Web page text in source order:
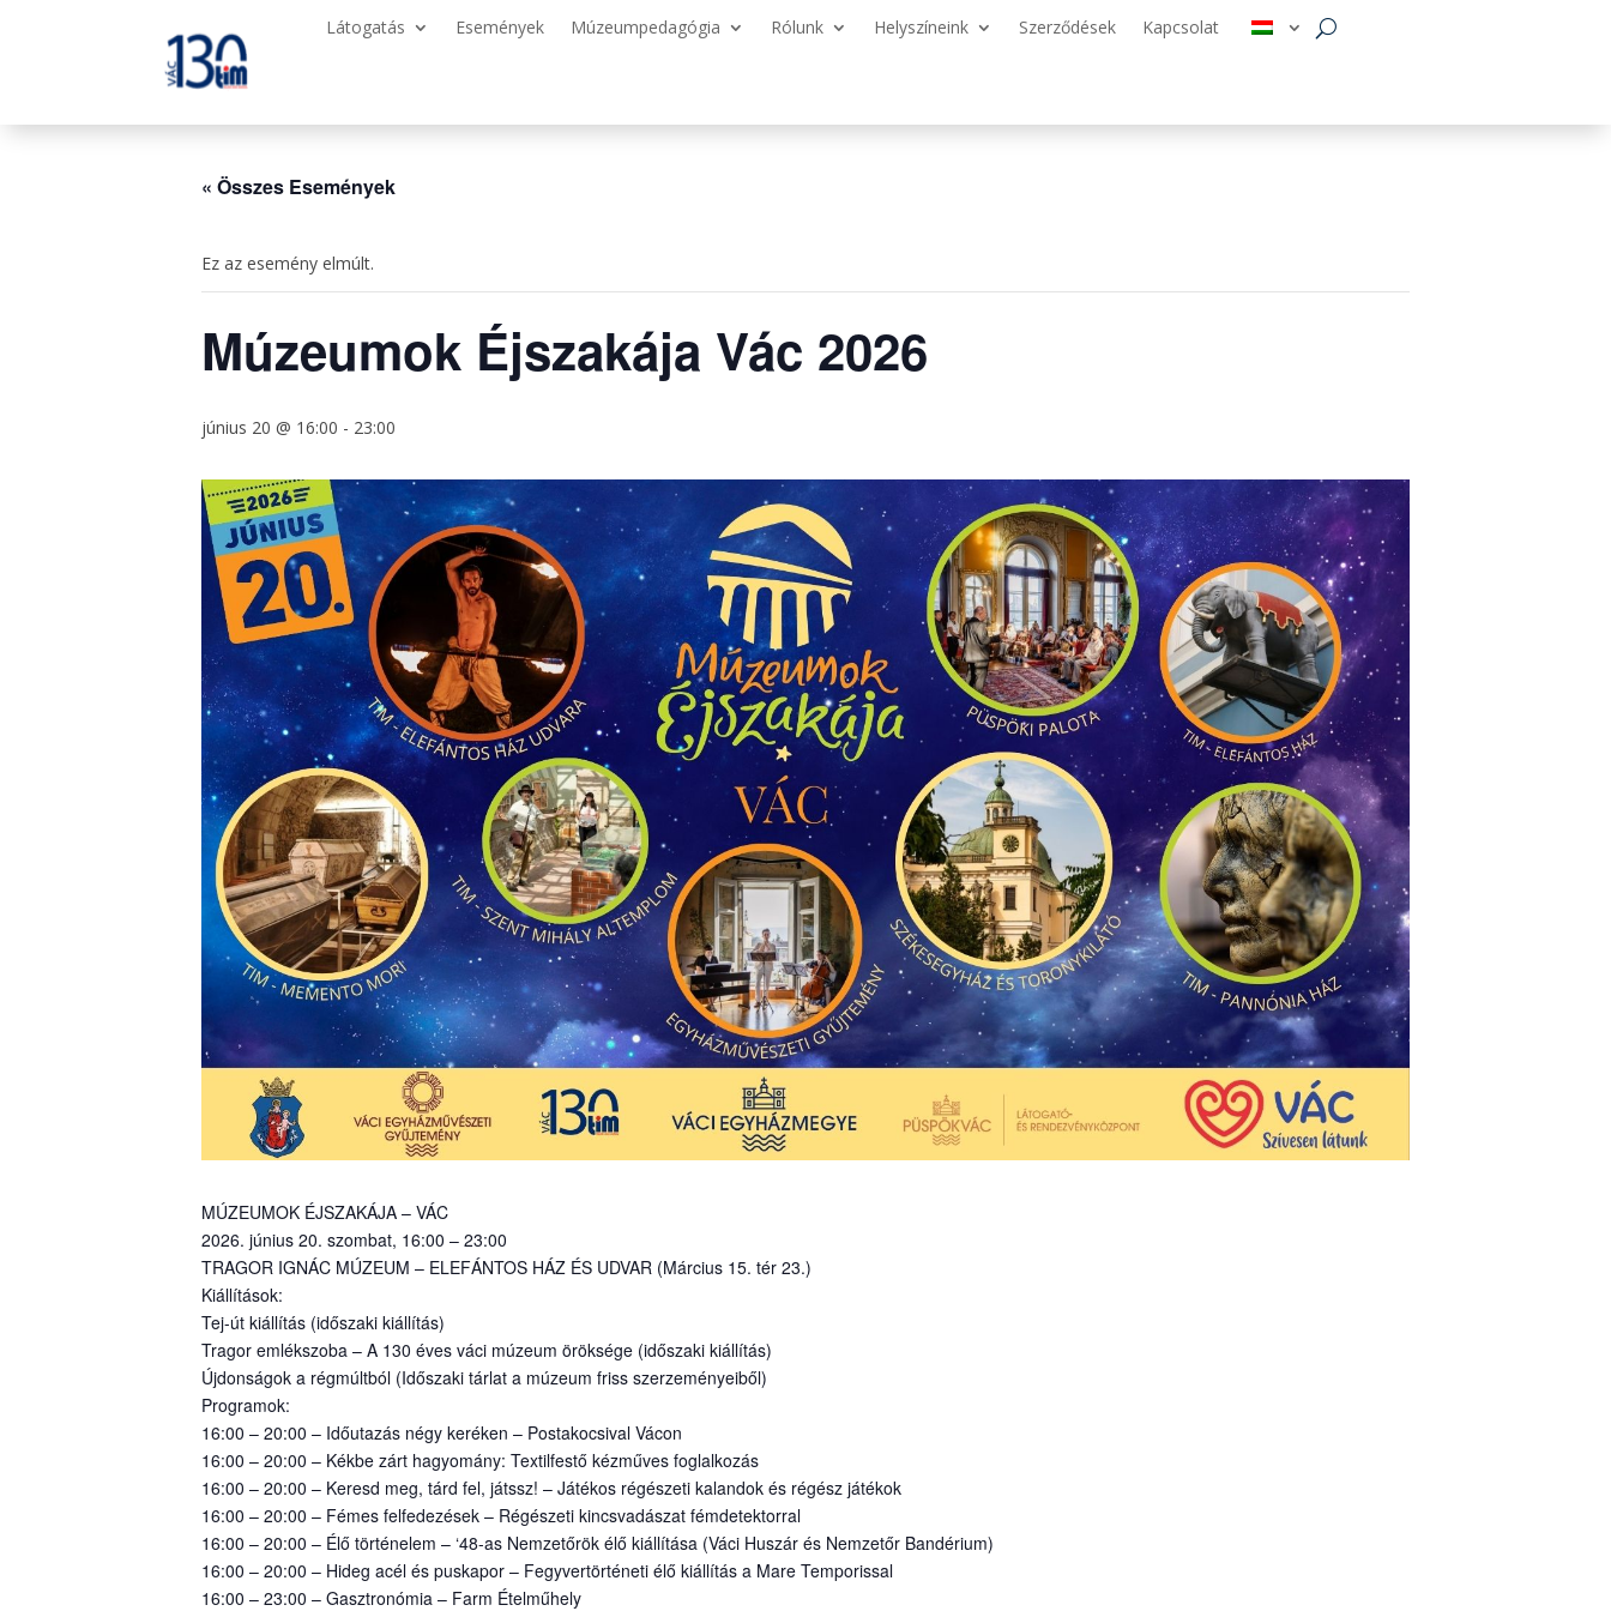
Látogatás Események Múzeumpedagógia Rólunk Helyszíneink Szerződések Kapcsolat
« Összes Események
Ez az esemény elmúlt.
Múzeumok Éjszakája Vác 2026
június 20 @ 16:00 - 23:00
MÚZEUMOK ÉJSZAKÁJA – VÁC
2026. június 20. szombat, 16:00 – 23:00
TRAGOR IGNÁC MÚZEUM – ELEFÁNTOS HÁZ ÉS UDVAR (Március 15. tér 23.)
Kiállítások:
Tej-út kiállítás (időszaki kiállítás)
Tragor emlékszoba – A 130 éves váci múzeum öröksége (időszaki kiállítás)
Újdonságok a régmúltból (Időszaki tárlat a múzeum friss szerzeményeiből)
Programok:
16:00 – 20:00 – Időutazás négy keréken – Postakocsival Vácon
16:00 – 20:00 – Kékbe zárt hagyomány: Textilfestő kézműves foglalkozás
16:00 – 20:00 – Keresd meg, tárd fel, játssz! – Játékos régészeti kalandok és régész játékok
16:00 – 20:00 – Fémes felfedezések – Régészeti kincsvadászat fémdetektorral
16:00 – 20:00 – Élő történelem – ‘48-as Nemzetőrök élő kiállítása (Váci Huszár és Nemzetőr Bandérium)
16:00 – 20:00 – Hideg acél és puskapor – Fegyvertörténeti élő kiállítás a Mare Temporissal
16:00 – 23:00 – Gasztronómia – Farm Ételműhely